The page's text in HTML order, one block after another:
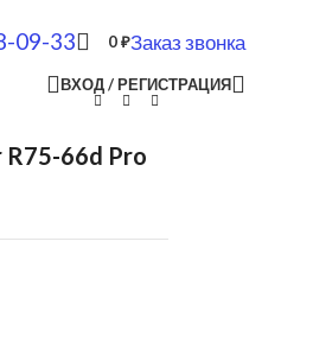
09-33 0₽Заказ звонка
ВХОД / РЕГИСТРАЦИЯ
66d Pro